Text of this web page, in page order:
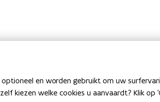
en worden gebruikt om uw
kiezen welke cookies u aanvaardt? Klik op